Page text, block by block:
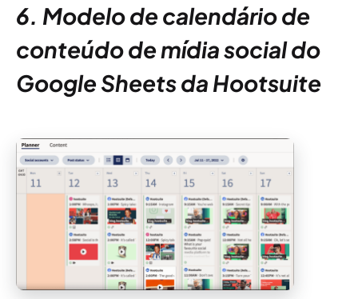
6. Modelo de calendário de
conteúdo de mídia social do
Google Sheets da Hootsuite